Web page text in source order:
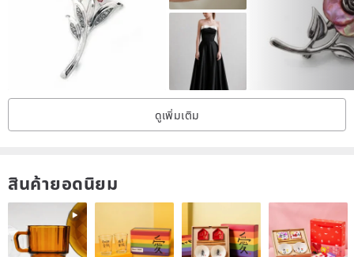
ดูเพิ่มเติม
สินค้ายอดนิยม